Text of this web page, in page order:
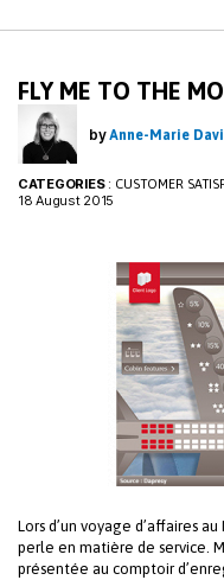
FLY ME TO THE
byAnne-Marie
CATEGORIES: CUSTOMER
18 August 2015
Lors d’un voyage d’affaires
perle en matière de service.
présentée au comptoir